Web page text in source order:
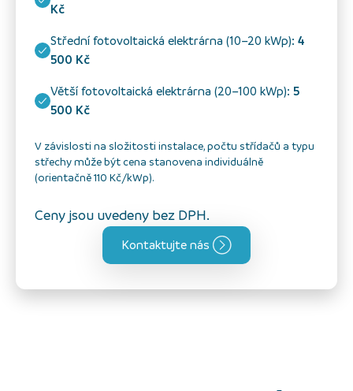
Kč
Střední fotovoltaická elektrárna (10–20 kWp): 4
500 Kč
Větší fotovoltaická elektrárna (20–100 kWp): 5
500 Kč
V závislosti na složitosti instalace, počtu střídačů a typu
střechy může být cena stanovena individuálně
(orientačně 110 Kč/kWp).
Ceny jsou uvedeny bez DPH.
Kontaktujte nás